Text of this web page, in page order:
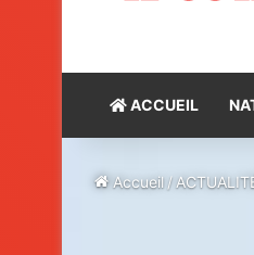
ACCUEIL
Accueil /